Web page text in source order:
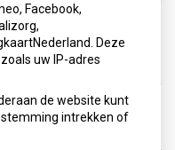
ter
van de
€
met
€
Facebook,
Deze
uw IP-adres
de website kunt
intrekken of